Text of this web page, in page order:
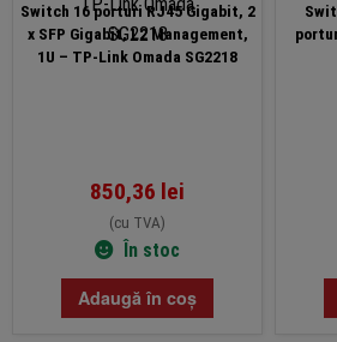
Switch 16 porturi RJ45 Gigabit, 2
x SFP Gigabit, L2 Management,
1U – TP-Link Omada SG2218
850,36 lei
(cu TVA)
În stoc
Adaugă în coș